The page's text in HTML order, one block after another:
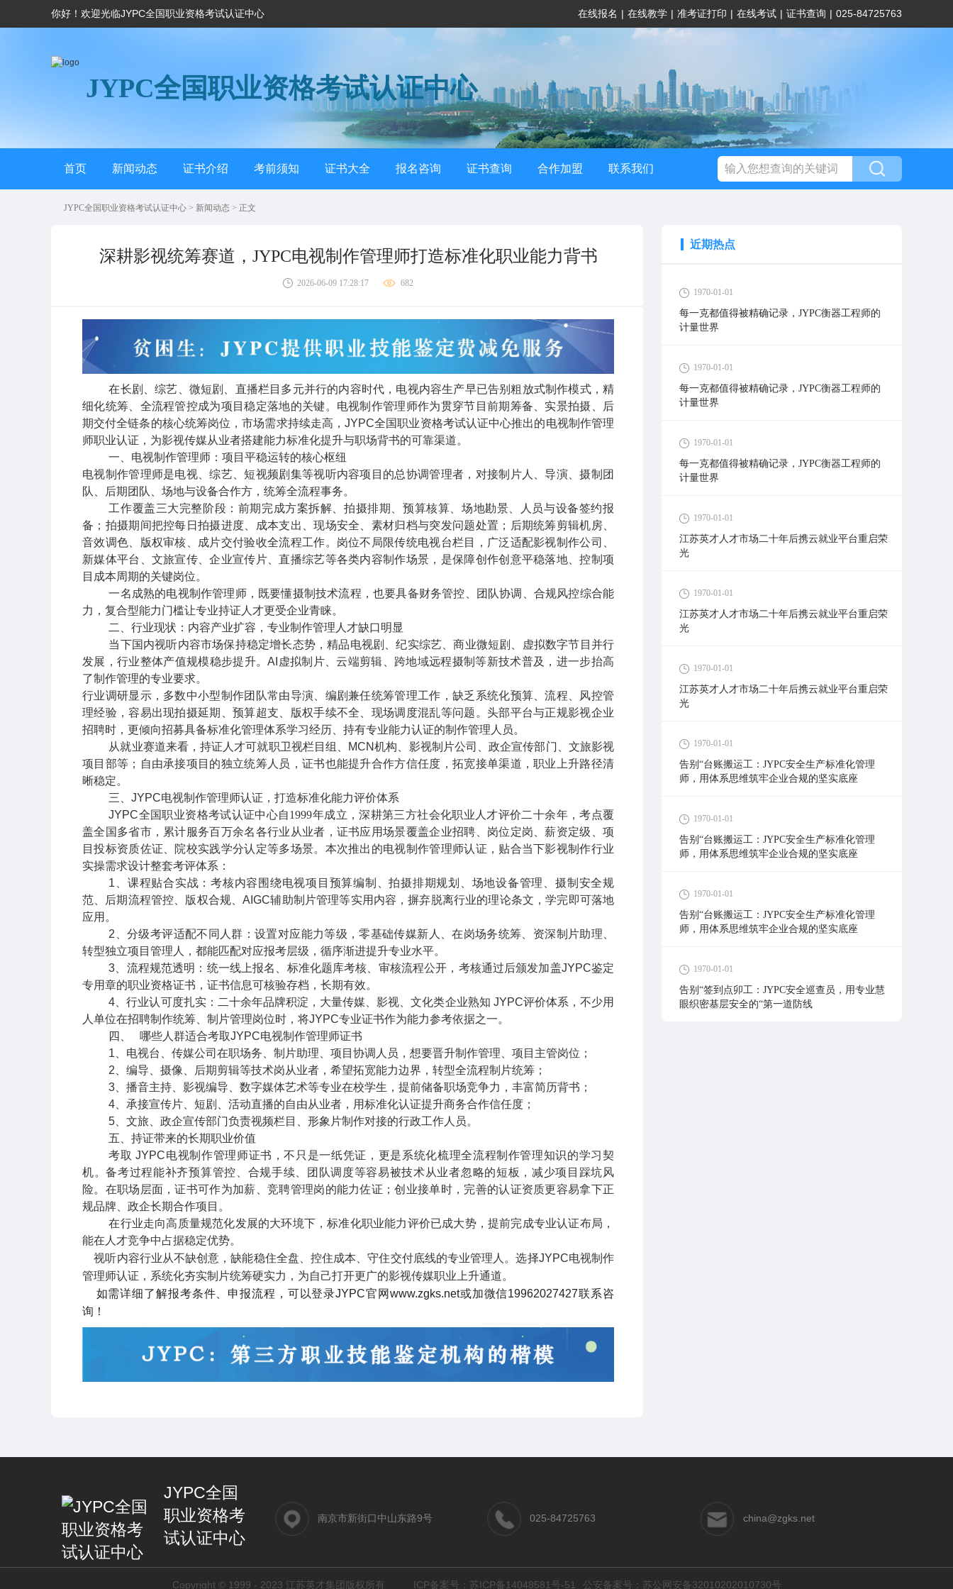
你好！欢迎光临JYPC全国职业资格考试认证中心 在线报名 | 在线教学 | 准考证打印 | 在线考试 | 证书查询 | 025-84725763
JYPC全国职业资格考试认证中心
首页 新闻动态 证书介绍 考前须知 证书大全 报名咨询 证书查询 合作加盟 联系我们
JYPC全国职业资格考试认证中心 > 新闻动态 > 正文
深耕影视统筹赛道，JYPC电视制作管理师打造标准化职业能力背书
2026-06-09 17:28:17 682
在长剧、综艺、微短剧、直播栏目多元并行的内容时代，电视内容生产早已告别粗放式制作模式，精
细化统筹、全流程管控成为项目稳定落地的关键。电视制作管理师作为贯穿节目前期筹备、实景拍摄、后
期交付全链条的核心统筹岗位，市场需求持续走高，JYPC全国职业资格考试认证中心推出的电视制作管理
师职业认证，为影视传媒从业者搭建能力标准化提升与职场背书的可靠渠道。
一、电视制作管理师：项目平稳运转的核心枢纽
电视制作管理师是电视、综艺、短视频剧集等视听内容项目的总协调管理者，对接制片人、导演、摄制团
队、后期团队、场地与设备合作方，统筹全流程事务。
工作覆盖三大完整阶段：前期完成方案拆解、拍摄排期、预算核算、场地勘景、人员与设备签约报
备；拍摄期间把控每日拍摄进度、成本支出、现场安全、素材归档与突发问题处置；后期统筹剪辑机房、
音效调色、版权审核、成片交付验收全流程工作。岗位不局限传统电视台栏目，广泛适配影视制作公司、
新媒体平台、文旅宣传、企业宣传片、直播综艺等各类内容制作场景，是保障创作创意平稳落地、控制项
目成本周期的关键岗位。
一名成熟的电视制作管理师，既要懂摄制技术流程，也要具备财务管控、团队协调、合规风控综合能
力，复合型能力门槛让专业持证人才更受企业青睐。
二、行业现状：内容产业扩容，专业制作管理人才缺口明显
当下国内视听内容市场保持稳定增长态势，精品电视剧、纪实综艺、商业微短剧、虚拟数字节目并行
发展，行业整体产值规模稳步提升。AI 虚拟制片、云端剪辑、跨地域远程摄制等新技术普及，进一步抬高
了制作管理的专业要求。
行业调研显示，多数中小型制作团队常由导演、编剧兼任统筹管理工作，缺乏系统化预算、流程、风控管
理经验，容易出现拍摄延期、预算超支、版权手续不全、现场调度混乱等问题。头部平台与正规影视企业
招聘时，更倾向招募具备标准化管理体系学习经历、持有专业能力认证的制作管理人员。
从就业赛道来看，持证人才可就职卫视栏目组、
MCN机构、影视制片公司、政企宣传部门、文旅影视
项目部等；自由承接项目的独立统筹人员，证书也能提升合作方信任度，拓宽接单渠道，职业上升路径清
晰稳定。
三、JYPC电视制作管理师认证，打造标准化能力评价体系
JYPC全国职业资格考试认证中心自1999年成立，深耕第三方社会化职业人才评价二十余年，考点覆
盖全国多省市，累计服务百万余名各行业从业者，证书应用场景覆盖企业招聘、岗位定岗、薪资定级、项
目投标资质佐证、院校实践学分认定等多场景。本次推出的电视制作管理师认证，贴合当下影视制作行业
实操需求设计整套考评体系：
1 、课程贴合实战 ：考核内容围绕电视项目预算编制、拍摄排期规划、场地设备管理、摄制安全规
范、后期流程管控、版权合规、AIGC辅助制片管理等实用内容，摒弃脱离行业的理论条文，学完即可落地
应用。
2 、分级考评适配不同人群 ：设置对应能力等级，零基础传媒新人、在岗场务统筹、资深制片助理、
转型独立项目管理人，都能匹配对应报考层级，循序渐进提升专业水平。
3 、流程规范透明 ：统一线上报名、标准化题库考核、审核流程公开，考核通过后颁发加盖JYPC鉴定
专用章的职业资格证书，证书信息可核验存档，长期有效。
4 、行业认可度扎实：二十余年品牌积淀，大量传媒、影视、文化类企业熟知 JYPC评价体系，不少用
人单位在招聘制作统筹、制片管理岗位时，将JYPC专业证书作为能力参考依据之一。
四、
哪些人群适合考取JYPC电视制作管理师证书
1 、电视台、传媒公司在职场务、制片助理、项目协调人员，想要晋升制作管理、项目主管岗位；
2 、编导、摄像、后期剪辑等技术岗从业者，希望拓宽能力边界，转型全流程制片统筹；
3 、播音主持、影视编导、数字媒体艺术等专业在校学生，提前储备职场竞争力，丰富简历背书；
4 、承接宣传片、短剧、活动直播的自由从业者，用标准化认证提升商务合作信任度；
5 、文旅、政企宣传部门负责视频栏目、形象片制作对接的行政工作人员。
五、持证带来的长期职业价值
考取 JYPC电视制作管理师证书，不只是一纸凭证，更是系统化梳理全流程制作管理知识的学习契
机。备考过程能补齐预算管控、合规手续、团队调度等容易被技术从业者忽略的短板，减少项目踩坑风
险。在职场层面，证书可作为加薪、竞聘管理岗的能力佐证；创业接单时，完善的认证资质更容易拿下正
规品牌、政企长期合作项目。
在行业走向高质量规范化发展的大环境下，标准化职业能力评价已成大势，提前完成专业认证布局，
能在人才竞争中占据稳定优势。
视听内容行业从不缺创意，缺能稳住全盘、控住成本、守住交付底线的专业管理人。选择JYPC电视制作
管理师认证，系统化夯实制片统筹硬实力，为自己打开更广的影视传媒职业上升通道。
如需详细了解报考条件、申报流程，可以登录JYPC官网 www.zgks.net或加微信19962027427联系咨
询！
近期热点
1970-01-01
每一克都值得被精确记录，JYPC衡器工程师的
计量世界
1970-01-01
每一克都值得被精确记录，JYPC衡器工程师的
计量世界
1970-01-01
每一克都值得被精确记录，JYPC衡器工程师的
计量世界
1970-01-01
江苏英才人才市场二十年后携云就业平台重启荣
光
1970-01-01
江苏英才人才市场二十年后携云就业平台重启荣
光
1970-01-01
江苏英才人才市场二十年后携云就业平台重启荣
光
1970-01-01
告别“台账搬运工：JYPC安全生产标准化管理
师，用体系思维筑牢企业合规的坚实底座
1970-01-01
告别“台账搬运工：JYPC安全生产标准化管理
师，用体系思维筑牢企业合规的坚实底座
1970-01-01
告别“台账搬运工：JYPC安全生产标准化管理
师，用体系思维筑牢企业合规的坚实底座
1970-01-01
告别“签到点卯工：JYPC安全巡查员，用专业慧
眼织密基层安全的“第一道防线
JYPC全国
职业资格考
试认证中心
南京市新街口中山东路9号 025-84725763 china@zgks.net
Copyright © 1999 - 2023 江苏英才集团版权所有 ICP备案号： 苏ICP备14048581号-51 公安备案号： 苏公网安备32010202010730号